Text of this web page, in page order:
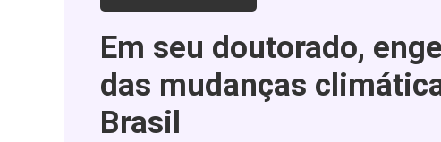
Em seu doutorado,
das mudanças
Brasil